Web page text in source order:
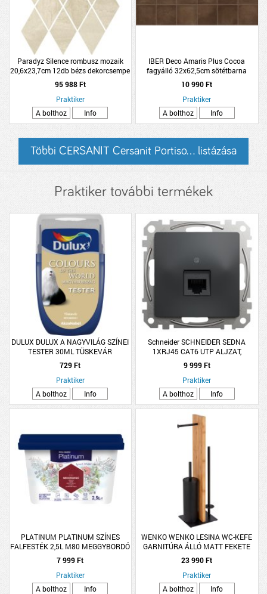
Paradyz Silence rombusz mozaik
20,6x23,7cm 12db bézs dekorcsempe
95 988 Ft
Praktiker
A bolthoz
Info
IBER Deco Amaris Plus Cocoa
fagyálló 32x62,5cm sötétbarna
fényes dekorcsempe
10 990 Ft
Praktiker
A bolthoz
Info
Többi CERSANIT Cersanit Portiso... listázása
Praktiker további termékek
DULUX DULUX A NAGYVILÁG SZÍNEI
TESTER 30ML TÜSKEVÁR
729 Ft
Praktiker
A bolthoz
Info
Schneider SCHNEIDER SEDNA
1XRJ45 CAT6 UTP ALJZAT,
ANTRACIT
9 999 Ft
Praktiker
A bolthoz
Info
PLATINUM PLATINUM SZÍNES
FALFESTÉK 2,5L M80 MEGGYBORDÓ
BELT. V.BÁZISÚ R:285074
7 999 Ft
Praktiker
A bolthoz
Info
WENKO WENKO LESINA WC-KEFE
GARNITÚRA ÁLLÓ MATT FEKETE
ACÉL, BAMBUSZ 18X67X21,5CM
23 990 Ft
Praktiker
A bolthoz
Info